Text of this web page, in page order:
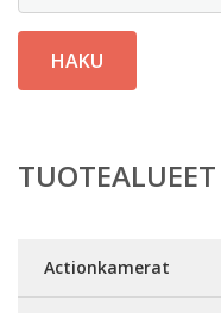
HAKU
TUOTEALUEET
Actionkamerat